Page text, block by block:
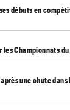
débuts en
Championnats du
une chute dans